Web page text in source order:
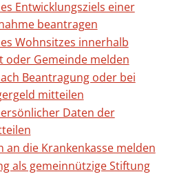
Entwicklungsziels einer
beantragen
Wohnsitzes innerhalb
oder Gemeinde melden
Beantragung oder bei
mitteilen
Daten der
an die Krankenkasse melden
als gemeinnützige Stiftung